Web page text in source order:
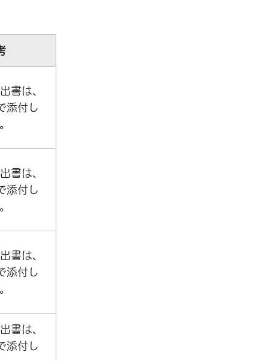
書は、
添付し
書は、
添付し
書は、
添付し
書は、
添付し